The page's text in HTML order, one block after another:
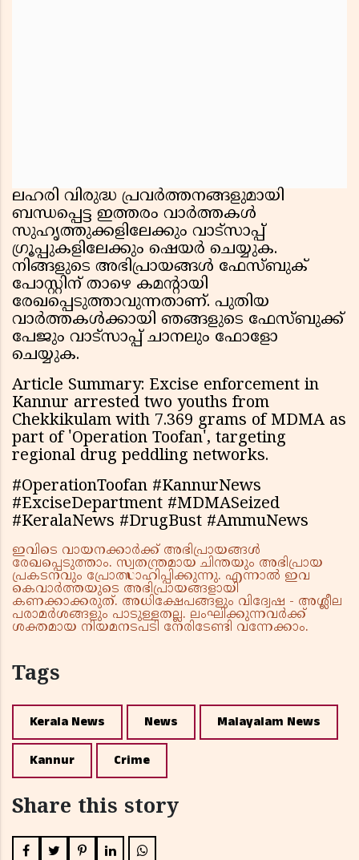
ലഹരി വിരുദ്ധ പ്രവർത്തനങ്ങളുമായി
ബന്ധപ്പെട്ട ഇത്തരം വാർത്തകൾ
സുഹൃത്തുക്കളിലേക്കും വാട്സാപ്പ്
ഗ്രൂപ്പുകളിലേക്കും ഷെയർ ചെയ്യുക.
നിങ്ങളുടെ അഭിപ്രായങ്ങൾ ഫേസ്ബുക്
പോസ്റ്റിന് താഴെ കമൻ്റായി
രേഖപ്പെടുത്താവുന്നതാണ്. പുതിയ
വാർത്തകൾക്കായി ഞങ്ങളുടെ ഫേസ്ബുക്ക്
പേജും വാട്സാപ്പ് ചാനലും ഫോളോ
ചെയ്യുക.
Article Summary: Excise enforcement in
Kannur arrested two youths from
Chekkikulam with 7.369 grams of MDMA as
part of 'Operation Toofan', targeting
regional drug peddling networks.
#OperationToofan #KannurNews
#ExciseDepartment #MDMASeized
#KeralaNews #DrugBust #AmmuNews
ഇവിടെ വായനക്കാർക്ക് അഭിപ്രായങ്ങൾ
രേഖപ്പെടുത്താം. സ്വതന്ത്രമായ ചിന്തയും അഭിപ്രായ
പ്രകടനവും പ്രോത്സാഹിപ്പിക്കുന്നു. എന്നാൽ ഇവ
കെവാർത്തയുടെ അഭിപ്രായങ്ങളായി
കണക്കാക്കരുത്. അധിക്ഷേപങ്ങളും വിദ്വേഷ - അശ്ലീല
പരാമർശങ്ങളും പാടുള്ളതല്ല. ലംഘിക്കുന്നവർക്ക്
ശക്തമായ നിയമനടപടി നേരിടേണ്ടി വന്നേക്കാം.
Tags
Kerala News News Malayalam News
Kannur Crime
Share this story